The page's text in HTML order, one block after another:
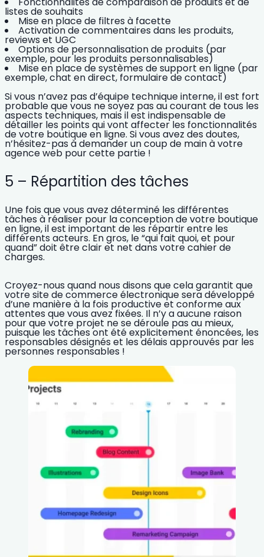
listes de souhaits
Mise en place de filtres à facette
Activation de commentaires dans les produits,
reviews et UGC
Options de personnalisation de produits (par
exemple, pour les produits personnalisables)
Mise en place de systèmes de support en ligne (par
exemple, chat en direct, formulaire de contact)
Si vous n’avez pas d’équipe technique interne, il est fort
probable que vous ne soyez pas au courant de tous les
aspects techniques, mais il est indispensable de
détailler les points qui vont affecter les fonctionnalités
de votre boutique en ligne. Si vous avez des doutes,
n’hésitez-pas à demander un coup de main à votre
agence web pour cette partie !
5 – Répartition des tâches
Une fois que vous avez déterminé les différentes
tâches à réaliser pour la conception de votre boutique
en ligne, il est important de les répartir entre les
différents acteurs. En gros, le “qui fait quoi, et pour
quand” doit être clair et net dans votre cahier de
charges.
Croyez-nous quand nous disons que cela garantit que
votre site de commerce électronique sera développé
d’une manière à la fois productive et conforme aux
attentes que vous avez fixées. Il n’y a aucune raison
pour que votre projet ne se déroule pas au mieux,
puisque les tâches ont été explicitement énoncées, les
responsables désignés et les délais approuvés par les
personnes responsables !